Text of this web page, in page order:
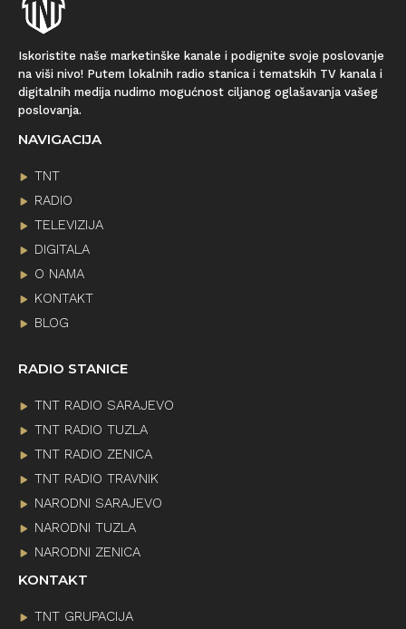
Iskoristite naše marketinške kanale i podignite svoje poslovanje
na viši nivo! Putem lokalnih radio stanica i tematskih TV kanala i
digitalnih medija nudimo mogućnost ciljanog oglašavanja vašeg
poslovanja.
NAVIGACIJA
TNT
RADIO
TELEVIZIJA
DIGITALA
O NAMA
KONTAKT
BLOG
RADIO STANICE
TNT RADIO SARAJEVO
TNT RADIO TUZLA
TNT RADIO ZENICA
TNT RADIO TRAVNIK
NARODNI SARAJEVO
NARODNI TUZLA
NARODNI ZENICA
KONTAKT
TNT GRUPACIJA